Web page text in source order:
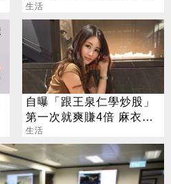
取、使用方法一次看
生活
自曝「跟王泉仁學炒股」
第一次就爽賺4倍 麻衣：
感謝指導
生活